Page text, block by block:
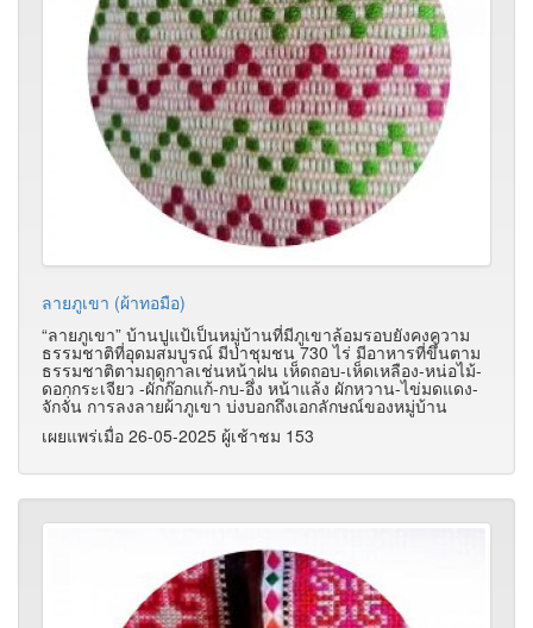
ลายภูเขา (ผ้าทอมือ)
“ลายภูเขา” บ้านปูแป้เป็นหมู่บ้านที่มีภูเขาล้อมรอบยังคงความ
ธรรมชาติที่อุดมสมบูรณ์ มีป่าชุมชน 730 ไร่ มีอาหารที่ขึ้นตาม
ธรรมชาติตามฤดูกาลเช่นหน้าฝน เห็ดถอบ-เห็ดเหลือง-หน่อไม้-
ดอกกระเจียว -ผักก๊อกแก้-กบ-อึ่ง หน้าแล้ง ผักหวาน-ไข่มดแดง-
จักจั่น การลงลายผ้าภูเขา บ่งบอกถึงเอกลักษณ์ของหมู่บ้าน
เผยแพร่เมื่อ 26-05-2025 ผู้เช้าชม 153